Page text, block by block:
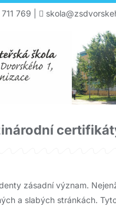
769
zásadní význam.
a slabých stránkách.